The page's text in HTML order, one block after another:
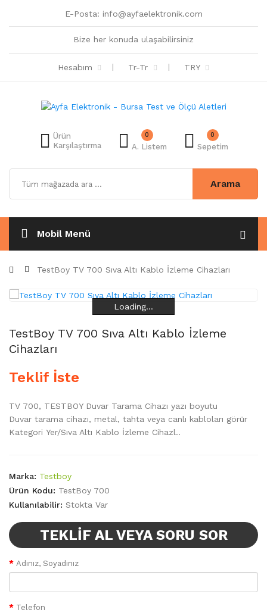
E-Posta: info@ayfaelektronik.com
Bize her konuda ulaşabilirsiniz
Hesabım Tr-Tr TRY
Ürün
Karşılaştırma
A. Listem
0 0
Sepetim
Arama
Mobil Menü
TestBoy TV 700 Sıva Altı Kablo İzleme Cihazları
Loading...
Loading...
Loading...
Loading...
TestBoy TV 700 Sıva Altı Kablo İzleme
Cihazları
Teklif İste
TV 700, TESTBOY Duvar Tarama Cihazı yazı boyutu
Duvar tarama cihazı, metal, tahta veya canlı kabloları görür
Kategori Yer/Sıva Altı Kablo İzleme Cihazl..
Marka: Testboy
Ürün Kodu: TestBoy 700
Kullanılabilir: Stokta Var
TEKLIF AL VEYA SORU SOR
Adınız, Soyadınız
Telefon